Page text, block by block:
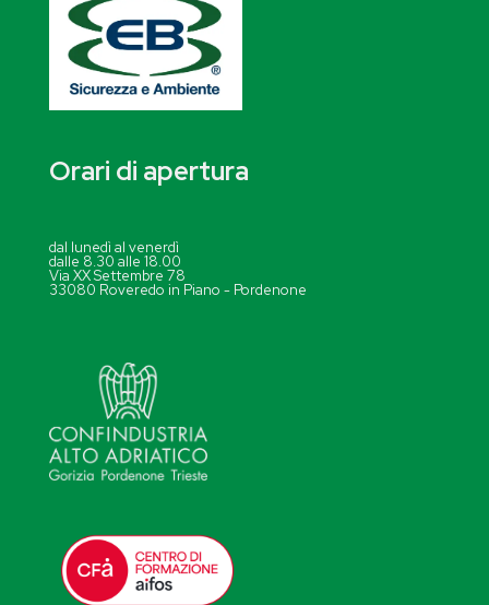
Orari di apertura
dal lunedì al venerdì
dalle 8.30 alle 18.00
Via XX Settembre 78
33080 Roveredo in Piano - Pordenone